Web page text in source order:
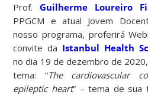
Prof.Guilherme Loureiro
PPGCM e atual Jovem
nosso programa, proferirá
convite da Istanbul Health
no dia 19 de dezembro de
tema: “The cardiovascular
epileptic heart” – tema de sua